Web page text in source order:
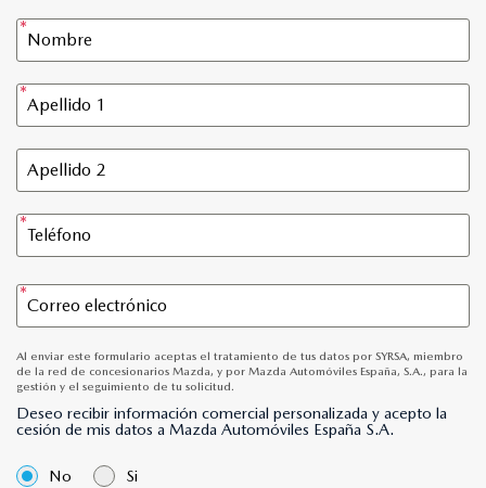
Al enviar este formulario aceptas el tratamiento de tus datos por SYRSA, miembro
de la red de concesionarios Mazda, y por Mazda Automóviles España, S.A., para la
gestión y el seguimiento de tu solicitud.
Deseo recibir información comercial personalizada y acepto la
cesión de mis datos a Mazda Automóviles España S.A.
No Si